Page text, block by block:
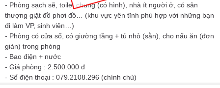
- Phòng sạch sẽ, toilet chung (có hình), nhà ít người ở, có sân
thượng giặt đồ phơi đồ… (khu vực yên tĩnh phù hợp với những bạn
đi làm VP, sinh viên…)
- Phòng có cửa sổ, có giường tầng + tủ nhỏ (sẵn), cho nấu ăn (đơn
giản) trong phòng
- Bao điện + nước
- Giá phòng : 2.500.000 đ
- Số điện thoại : 079.2108.296 (chính chủ)